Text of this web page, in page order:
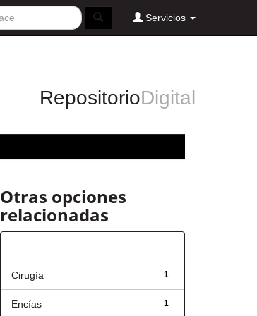
Servicios
RepositorioDigital
Otras opciones
relacionadas
1
Cirugía
1
Encías